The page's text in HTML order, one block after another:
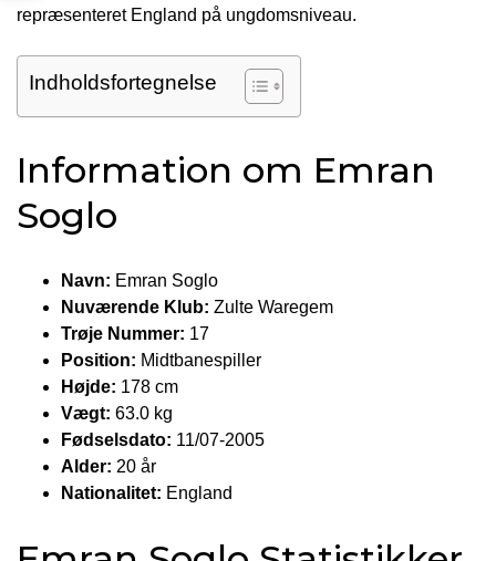
repræsenteret England på ungdomsniveau.
Indholdsfortegnelse
Information om Emran
Soglo
Navn: Emran Soglo
Nuværende Klub: Zulte Waregem
Trøje Nummer: 17
Position: Midtbanespiller
Højde: 178 cm
Vægt: 63.0 kg
Fødselsdato: 11/07-2005
Alder: 20 år
Nationalitet: England